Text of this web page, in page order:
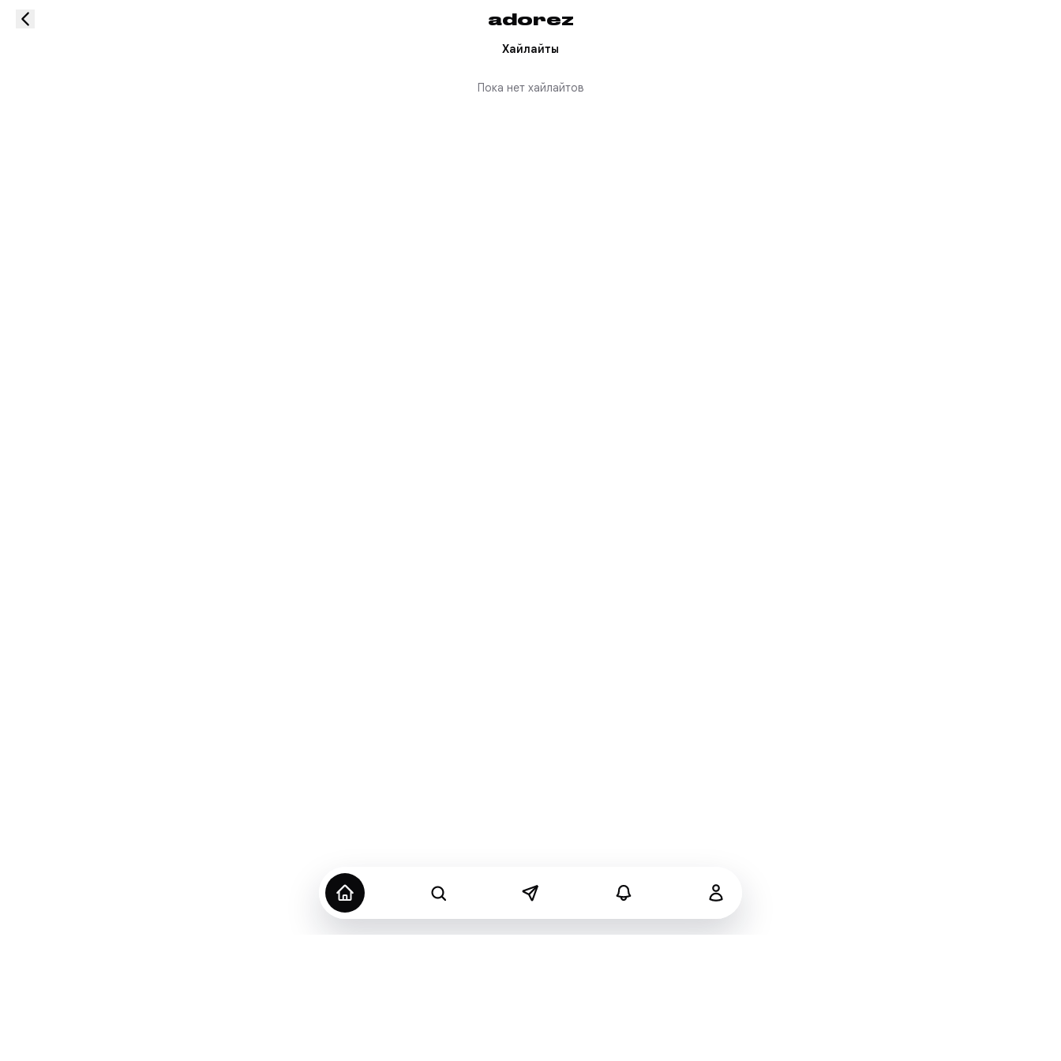
adorez
Хайлайты
Пока нет хайлайтов